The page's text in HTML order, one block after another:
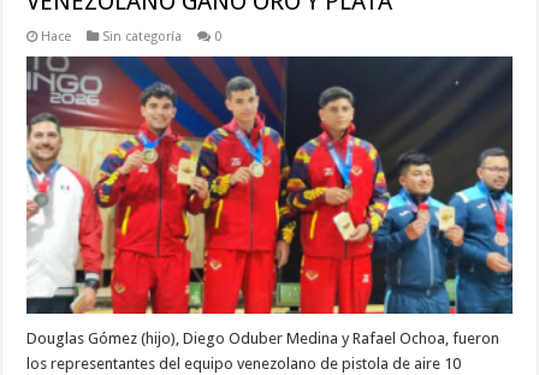
Hace Sin categoría 0
Douglas Gómez (hijo), Diego Oduber Medina y Rafael Ochoa, fueron
los representantes del equipo venezolano de pistola de aire 10